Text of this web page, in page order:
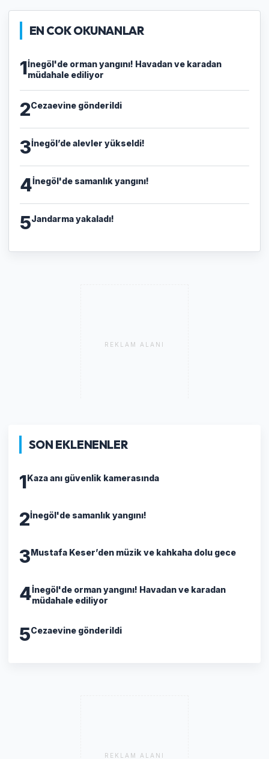
EN COK OKUNANLAR
1İnegöl'de orman yangını! Havadan ve karadan
müdahale ediliyor
2Cezaevine gönderildi
3İnegöl’de alevler yükseldi!
4İnegöl'de samanlık yangını!
5Jandarma yakaladı!
REKLAM ALANI
SON EKLENENLER
1Kaza anı güvenlik kamerasında
2İnegöl'de samanlık yangını!
3Mustafa Keser’den müzik ve kahkaha dolu gece
4İnegöl'de orman yangını! Havadan ve karadan
müdahale ediliyor
5Cezaevine gönderildi
REKLAM ALANI